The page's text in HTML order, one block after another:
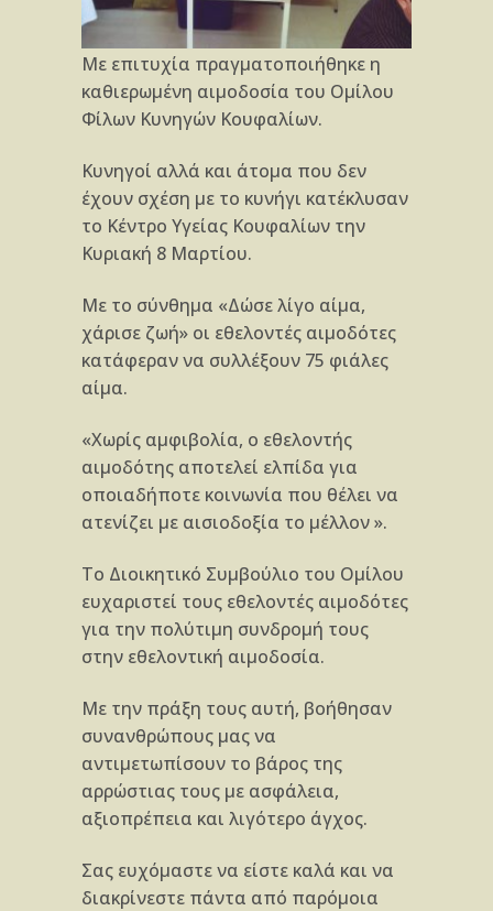
Με επιτυχία πραγματοποιήθηκε η
καθιερωμένη αιμοδοσία του Ομίλου
Φίλων Κυνηγών Κουφαλίων.
Κυνηγοί αλλά και άτομα που δεν
έχουν σχέση με το κυνήγι κατέκλυσαν
το Κέντρο Υγείας Κουφαλίων την
Κυριακή 8 Μαρτίου.
Με το σύνθημα «Δώσε λίγο αίμα,
χάρισε ζωή» οι εθελοντές αιμοδότες
κατάφεραν να συλλέξουν 75 φιάλες
αίμα.
«Χωρίς αμφιβολία, ο εθελοντής
αιμοδότης αποτελεί ελπίδα για
οποιαδήποτε κοινωνία που θέλει να
ατενίζει με αισιοδοξία το μέλλον ».
Το Διοικητικό Συμβούλιο του Ομίλου
ευχαριστεί τους εθελοντές αιμοδότες
για την πολύτιμη συνδρομή τους
στην εθελοντική αιμοδοσία.
Με την πράξη τους αυτή, βοήθησαν
συνανθρώπους μας να
αντιμετωπίσουν το βάρος της
αρρώστιας τους με ασφάλεια,
αξιοπρέπεια και λιγότερο άγχος.
Σας ευχόμαστε να είστε καλά και να
διακρίνεστε πάντα από παρόμοια